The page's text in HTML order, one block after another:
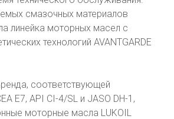
смазочных материалов
линейка моторных масел с
технологий AVANTGARDE
соответствующей
E7, API CI-4/SL и JASO DH-1,
моторные масла LUKOIL